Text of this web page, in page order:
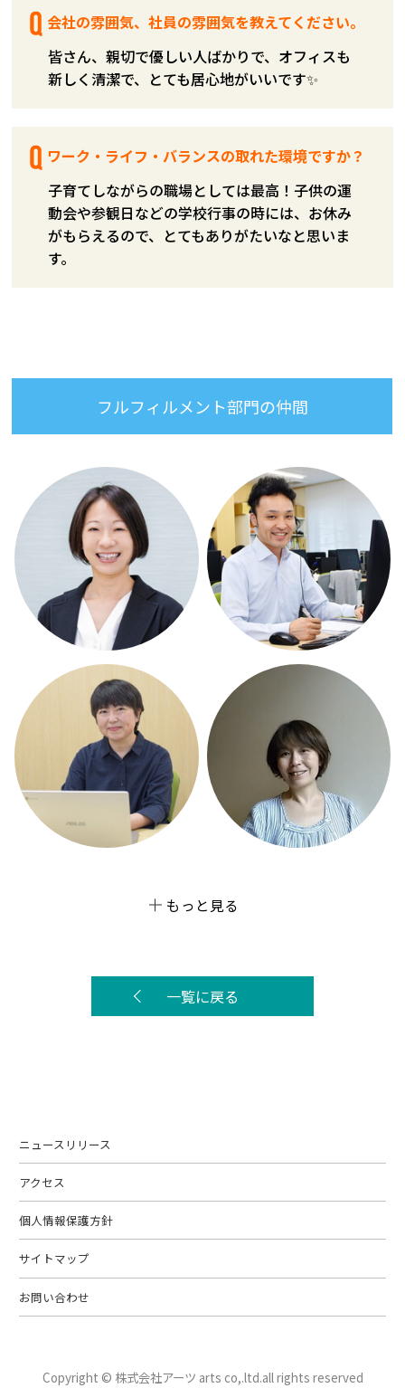
会社の雰囲気、社員の雰囲気を教えてください。
皆さん、親切で優しい人ばかりで、オフィスも
新しく清潔で、とても居心地がいいです✨
ワーク・ライフ・バランスの取れた環境ですか？
子育てしながらの職場としては最高！子供の運
動会や参観日などの学校行事の時には、お休み
がもらえるので、とてもありがたいなと思いま
す。
フルフィルメント部門の仲間
もっと見る
一覧に戻る
ニュースリリース
アクセス
個人情報保護方針
サイトマップ
お問い合わせ
Copyright © 株式会社アーツ arts co,.ltd.all rights reserved